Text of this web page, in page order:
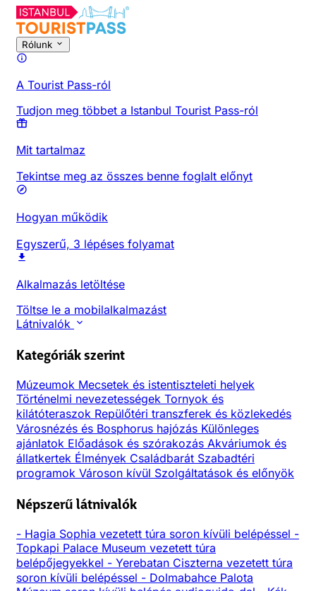
Rólunk
A Tourist Pass-ról
Tudjon meg többet a Istanbul Tourist Pass-ról
Mit tartalmaz
Tekintse meg az összes benne foglalt előnyt
Hogyan működik
Egyszerű, 3 lépéses folyamat
Alkalmazás letöltése
Töltse le a mobilalkalmazást
Látnivalók
Kategóriák szerint
Múzeumok Mecsetek és istentiszteleti helyek
Történelmi nevezetességek Tornyok és
kilátóteraszok Repülőtéri transzferek és közlekedés
Városnézés és Bosphorus hajózás Különleges
ajánlatok Előadások és szórakozás Akváriumok és
állatkertek Élmények Családbarát Szabadtéri
programok Városon kívül Szolgáltatások és előnyök
Népszerű látnivalók
- Hagia Sophia vezetett túra soron kívüli belépéssel -
Topkapi Palace Museum vezetett túra
belépőjegyekkel - Yerebatan Ciszterna vezetett túra
soron kívüli belépéssel - Dolmabahce Palota